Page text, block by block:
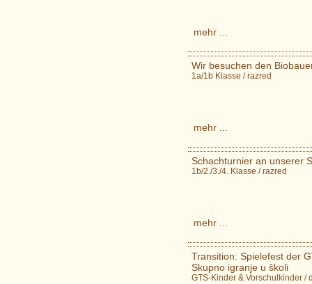
mehr ...
Wir besuchen den
1a/1b Klasse / razred
mehr ...
Schachturnier an unserer
1b/2./3./4. Klasse / razred
mehr ...
Transition: Spielefest der
Skupno igranje u školi
GTS-Kinder & Vorschulkinder